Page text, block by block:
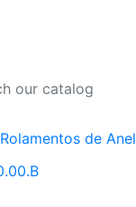
Rolamentos de Anel